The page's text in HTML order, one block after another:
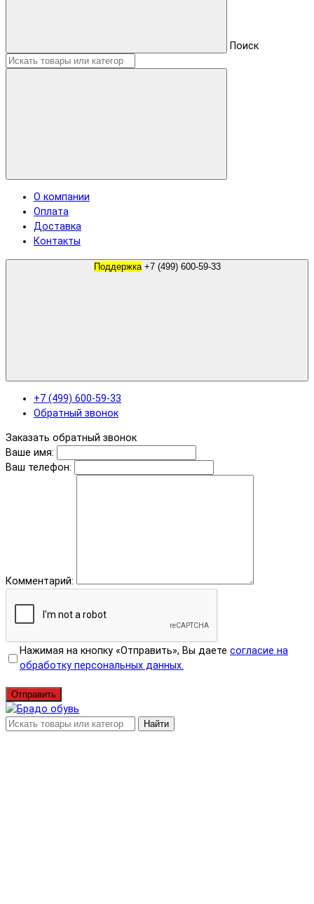
Поиск
О компании
Оплата
Доставка
Контакты
Поддержка +7 (499) 600-59-33
+7 (499) 600-59-33
Обратный звонок
Заказать обратный звонок
Ваше имя:
Ваш телефон:
Комментарий:
Нажимая на кнопку «Отправить», Вы даете согласие на
обработку персональных данных.
Отправить
Найти